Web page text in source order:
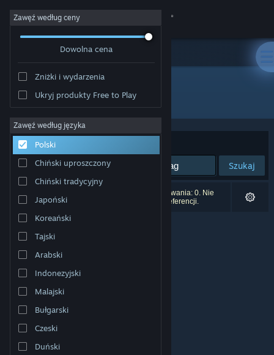
Zaloguj się
Społeczność
Informacje
Wsparcie
Zmień język
Pobierz aplikację mobilną Steam
Wersja przeglądarkowa
Zawęź według ceny
Dowolna cena
Zniżki i wydarzenia
Ukryj produkty Free to Play
Zawęź według języka
Polski
Chiński uproszczony
Chiński tradycyjny
Japoński
Koreański
Tajski
Arabski
Indonezyjski
Malajski
Bułgarski
Czeski
Duński
Producent: Royex Studio
Sortuj według:
Szukaj
Liczba wyników pasujących do twojego wyszukiwania: 0. Nie
uwzględniono 2 tytułów na podstawie twoich preferencji.